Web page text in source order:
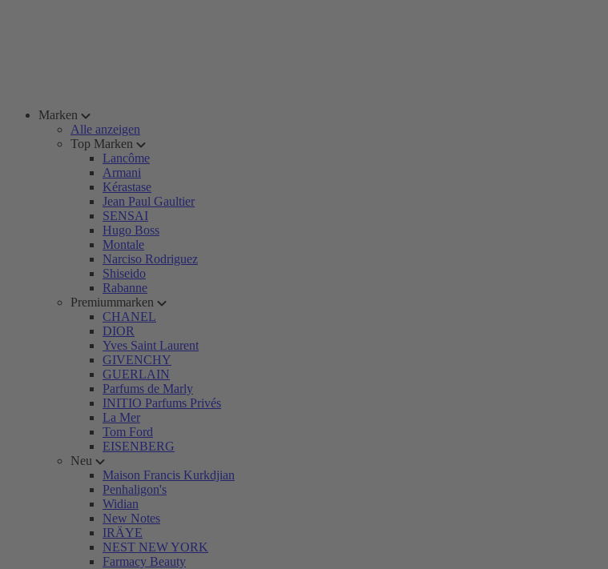
Marken
Alle anzeigen
Top Marken
Lancôme
Armani
Kérastase
Jean Paul Gaultier
SENSAI
Hugo Boss
Montale
Narciso Rodriguez
Shiseido
Rabanne
Premiummarken
CHANEL
DIOR
Yves Saint Laurent
GIVENCHY
GUERLAIN
Parfums de Marly
INITIO Parfums Privés
La Mer
Tom Ford
EISENBERG
Neu
Maison Francis Kurkdjian
Penhaligon's
Widian
New Notes
IRÄYE
NEST NEW YORK
Farmacy Beauty